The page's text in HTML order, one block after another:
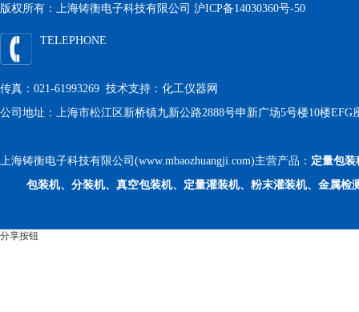
版权所有：上海铸衡电子科技有限公司 沪ICP备14030360号-50
TELEPHONE
传真：021-61993269 技术支持： 化工仪器网
公司地址：上海市松江区新桥镇九新公路2888号申新广场5号楼10楼EFG
上海铸衡电子科技有限公司(www.mbaozhuangji.com)主营产品： 定量包装
包装机、分装机、真空包装机、定量灌装机、粉末灌装机、金属检
分享按钮